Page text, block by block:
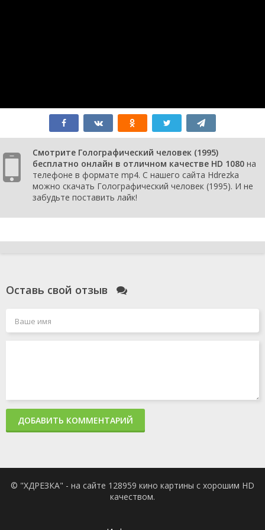
Смотрите Голографический человек (1995)
бесплатно онлайн в отличном качестве HD 1080 на
телефоне в формате mp4. С нашего сайта Hdrezka
можно скачать Голографический человек (1995). И не
забудьте поставить лайк!
Оставь свой отзыв
ДОБАВИТЬ КОММЕНТАРИЙ
© "ХДРЕЗКА" - на сайте 128959 кино картины с хорошим HD
качеством.